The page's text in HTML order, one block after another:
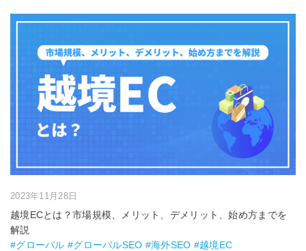
2023年11月28日
越境ECとは？市場規模、メリット、デメリット、始め方までを
解説
#グローバル #グローバルSEO #海外SEO #越境EC